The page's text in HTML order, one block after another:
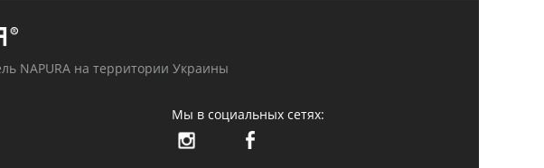
NAPURA на территории Украины
Мы в социальных сетях: